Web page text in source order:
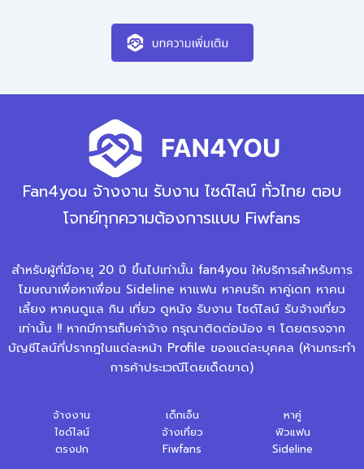
Fan4you จ้างงาน รับงาน ไซด์ไลน์ ทั่วไทย ตอบ
โจทย์ทุกความต้องการแบบ Fiwfans
สำหรับผู้ที่มีอายุ 20 ปี ขึ้นไปเท่านั้น fan4you ให้บริการสำหรับการ
โฆษณาเพื่อหาเพื่อน Sideline หาแฟน หาคนรัก หาคู่เดท หาคน
เลี้ยง หาคนดูแล กิน เที่ยว ดูหนัง รับงาน ไซด์ไลน์ รับจ้างเที่ยว
เท่านั้น !! หากมีการเก็บค่าจ้าง กรุณาติดต่อน้อง ๆ โดยตรงจาก
บัญชีไลน์ที่ปรากฎในแต่ละหน้า Profile ของแต่ละบุคคล (ห้ามกระทำ
การค้าประเวณีโดยเด็ดขาด)
จ้างงาน เด็กเอ็น
หาคู่
ไซด์ไลน์
จ้างเที่ยว
ฟิวแฟน
ตรงปก
Fiwfans Sideline